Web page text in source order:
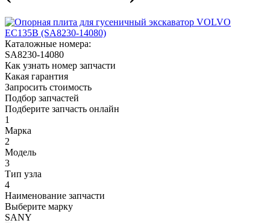
Каталожные номера:
SA8230-14080
Как узнать номер запчасти
Какая гарантия
Запросить стоимость
Подбор запчастей
Подберите запчасть онлайн
1
Марка
2
Модель
3
Тип узла
4
Наименование запчасти
Выберите марку
SANY